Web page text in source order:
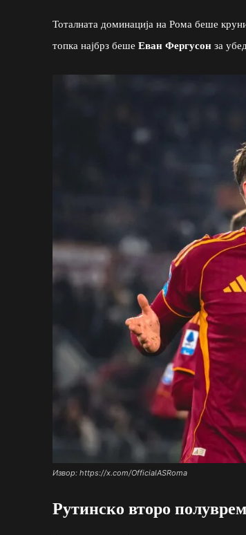
Тоталната доминација на Рома беше
топка најбрз беше Еван Фергусон за
Извор: https://x.com/OfficialASRoma
Рутинско второ